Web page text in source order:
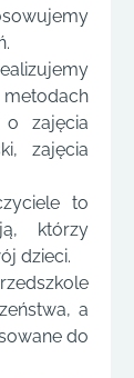
o zajęcia
zajęcia
to
którzy
dzieci.
a
do